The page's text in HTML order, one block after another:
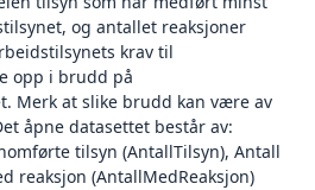
og antallet reaksjoner
krav til
opp i brudd på
Merk at slike brudd kan være av
åpne datasettet består av:
tilsyn (AntallTilsyn), Antall
reaksjon (AntallMedReaksjon)